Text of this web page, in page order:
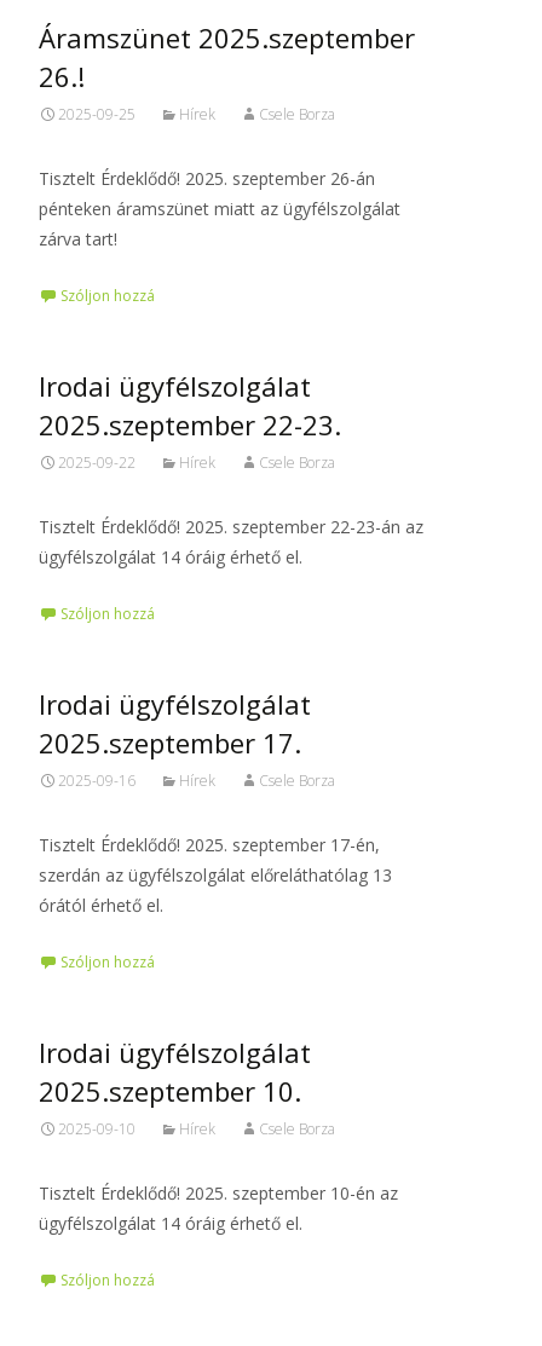
Áramszünet 2025.szeptember
26.!
2025-09-25 Hírek Csele Borza
Tisztelt Érdeklődő! 2025. szeptember 26-án
pénteken áramszünet miatt az ügyfélszolgálat
zárva tart!
Szóljon hozzá
Irodai ügyfélszolgálat
2025.szeptember 22-23.
2025-09-22 Hírek Csele Borza
Tisztelt Érdeklődő! 2025. szeptember 22-23-án az
ügyfélszolgálat 14 óráig érhető el.
Szóljon hozzá
Irodai ügyfélszolgálat
2025.szeptember 17.
2025-09-16 Hírek Csele Borza
Tisztelt Érdeklődő! 2025. szeptember 17-én,
szerdán az ügyfélszolgálat előreláthatólag 13
órától érhető el.
Szóljon hozzá
Irodai ügyfélszolgálat
2025.szeptember 10.
2025-09-10 Hírek Csele Borza
Tisztelt Érdeklődő! 2025. szeptember 10-én az
ügyfélszolgálat 14 óráig érhető el.
Szóljon hozzá